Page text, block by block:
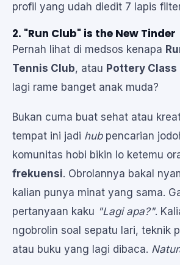
profil yang udah diedit 7 lapis
2. "Run Club" is the New Tinder
Pernah lihat di medsos kenapa
Tennis Club, atau Pottery Class
lagi rame banget anak muda?
Bukan cuma buat sehat atau
tempat ini jadi hubpencarian
komunitas hobi bikin lo ketemu
frekuensi. Obrolannya bakal
kalian punya minat yang sama.
pertanyaan kaku "Lagi apa?".
ngobrolin soal sepatu lari, teknik
atau buku yang lagi dibaca.